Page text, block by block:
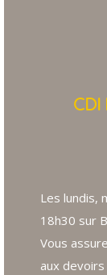
CDI
Les lundis,
18h30 sur
Vous
aux